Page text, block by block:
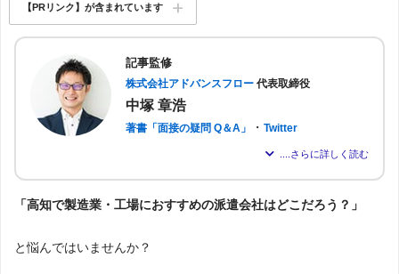
【PRリンク】が含まれています
記事監修
株式会社アドバンスフロー 代表取締役
中塚 章浩
著書「面接の疑問 Q＆A」 ・ Twitter
式会社アドバンスフロー」の代表取締役。
のべ約2,000名もの転職支援を行い、求職者が希望する仕事を得られる
られれば得られるほど、理想の職場を見つけられる」と確信し、多く
「高知で製造業・工場におすすめの派遣会社はどこだろう？」
と悩んではいませんか？